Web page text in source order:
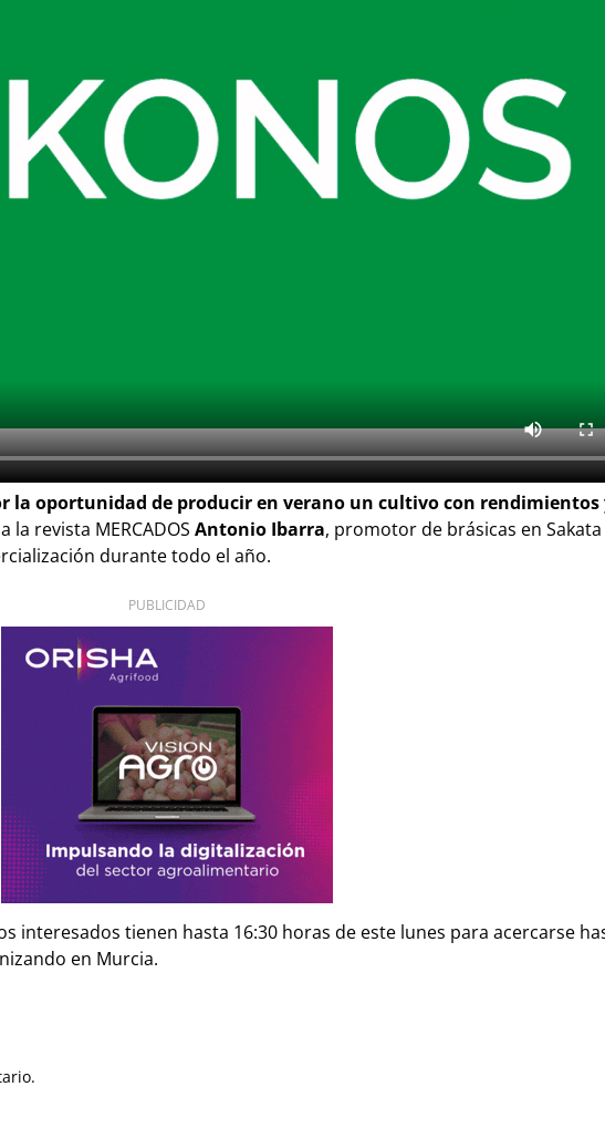
la oportunidad de producir en verano un cultivo con rendimientos
la revista MERCADOS Antonio Ibarra, promotor de brásicas en Sakata
durante todo el año.
PUBLICIDAD
interesados tienen hasta 16:30 horas de este lunes para acercarse
en Murcia.